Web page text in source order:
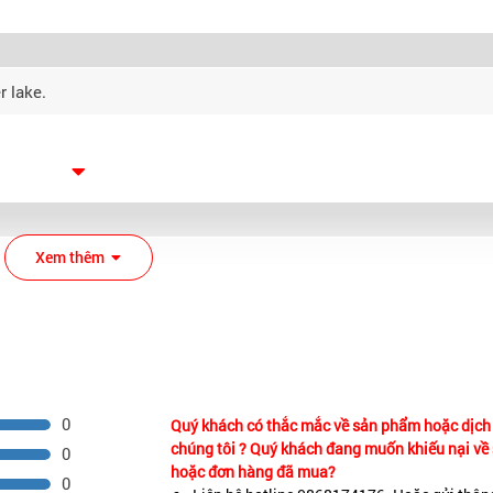
lake.
Xem thêm
0
0
0
Quý khách có thắc mắc về sản phẩm hoặc
chúng tôi ? Quý khách đang muốn khiếu nại
hoặc đơn hàng đã mua?